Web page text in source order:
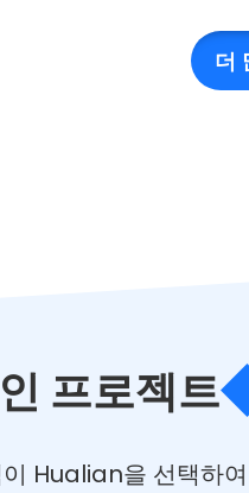
더
프로젝트
Hualian을 선택하